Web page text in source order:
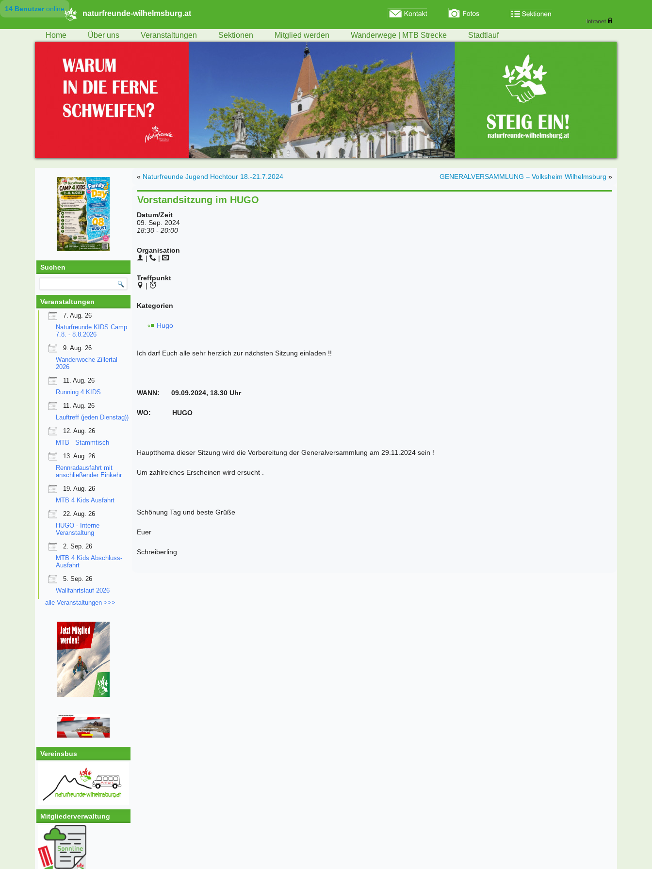
14 Benutzeronline
naturfreunde-wilhelmsburg.at
Home Über uns Veranstaltungen Sektionen Mitglied werden Wanderwege | MTB Strecke Stadtlauf
Suchen
Veranstaltungen
7. Aug. 26
Naturfreunde KIDS Camp
7.8. - 8.8.2026
9. Aug. 26
Wanderwoche Zillertal
2026
11. Aug. 26
Running 4 KIDS
11. Aug. 26
Lauftreff (jeden Dienstag))
12. Aug. 26
MTB - Stammtisch
13. Aug. 26
Rennradausfahrt mit
anschließender Einkehr
19. Aug. 26
MTB 4 Kids Ausfahrt
22. Aug. 26
HUGO - Interne
Veranstaltung
2. Sep. 26
MTB 4 Kids Abschluss-
Ausfahrt
5. Sep. 26
Wallfahrtslauf 2026
alle Veranstaltungen >>>
Vereinsbus
Mitgliederverwaltung
« Naturfreunde Jugend Hochtour 18.-21.7.2024 GENERALVERSAMMLUNG – Volksheim Wilhelmsburg »
Vorstandsitzung im HUGO
Datum/Zeit
09. Sep. 2024
18:30 - 20:00
Organisation
|
|
Treffpunkt
|
Kategorien
Hugo
Ich darf Euch alle sehr herzlich zur nächsten Sitzung einladen !!
WANN: 09.09.2024, 18.30 Uhr
WO: HUGO
Hauptthema dieser Sitzung wird die Vorbereitung der Generalversammlung am 29.11.2024 sein !
Um zahlreiches Erscheinen wird ersucht .
Schönung Tag und beste Grüße
Euer
Schreiberling